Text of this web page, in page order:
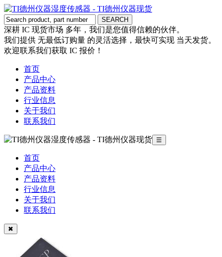
深耕 IC 现货市场 多年，我们是您值得信赖的伙伴。
我们提供 无最低订购量 的灵活选择，最快可实现 当天发货。
欢迎联系我们获取 IC 报价！
首页
产品中心
产品资料
行业信息
关于我们
联系我们
☰
首页
产品中心
产品资料
行业信息
关于我们
联系我们
✖